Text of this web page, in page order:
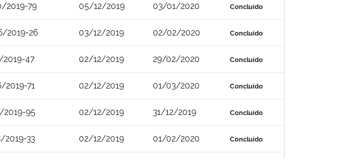
2019-79 05/12/2019 03/01/2020 Concluído
2019-26 03/12/2019 02/02/2020 Concluído
47 02/12/2019 29/02/2020 Concluído
2019-71 02/12/2019 01/03/2020 Concluído
2019-95 02/12/2019 31/12/2019 Concluído
2019-33 02/12/2019 01/02/2020 Concluído